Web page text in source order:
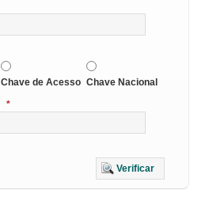
Chave de Acesso Chave Nacional
*
Verificar